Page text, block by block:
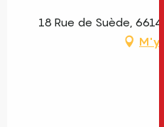
18 Rue de Suède,
M'y